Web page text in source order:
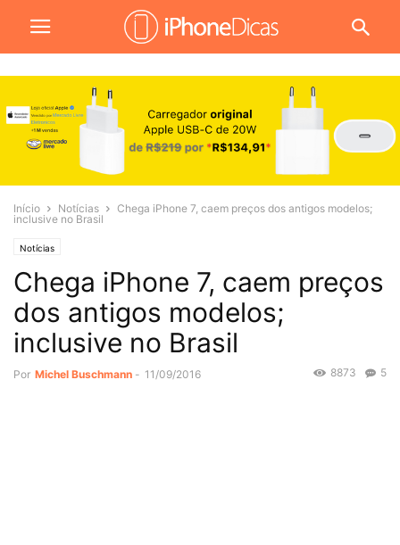
Início Notícias
Chega iPhone 7, caem preços dos antigos modelos;
inclusive no Brasil
Notícias
Chega iPhone 7, caem preços
dos antigos modelos;
inclusive no Brasil
Por Michel Buschmann - 11/09/2016 5
8873